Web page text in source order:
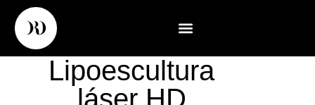
Lipoescultura
láser HD